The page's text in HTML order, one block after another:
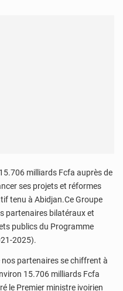
milliards Fcfa auprès de
ses projets et réformes
tenu à Abidjan.Ce Groupe
partenaires bilatéraux et
publics du Programme
2025).
nos partenaires se chiffrent à
15.706 milliards Fcfa
le Premier ministre ivoirien